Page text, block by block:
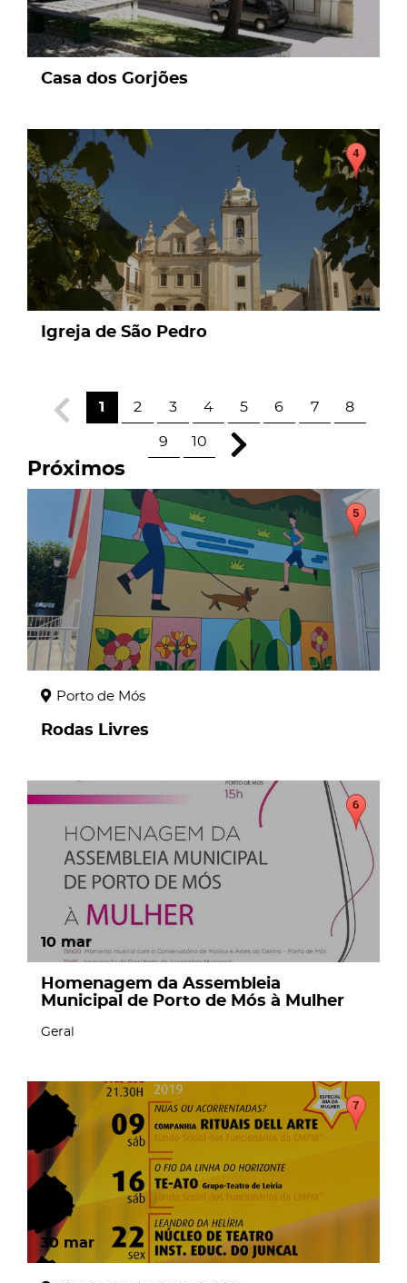
Casa dos Gorjões
page
Igreja de São Pedro
1 2 3 4 5 6 7 8
9 10
Próximos
page
Porto de Mós
Rodas Livres
10 mar
Homenagem da Assembleia
Municipal de Porto de Mós à Mulher
Geral
30 mar